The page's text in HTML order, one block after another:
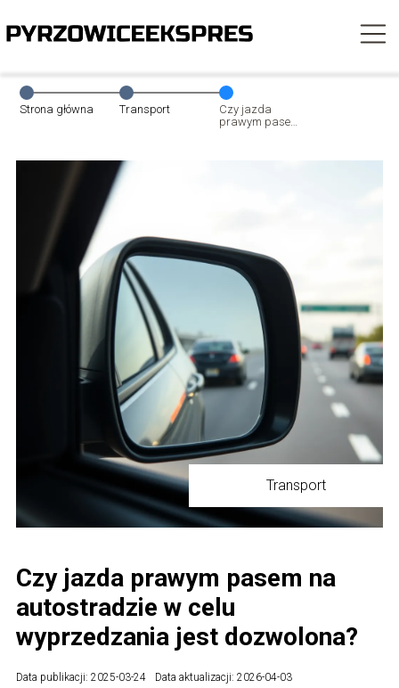
Strona główna Transport
Czy jazda
prawym pasem
Transport
Czy jazda prawym pasem na
autostradzie w celu
wyprzedzania jest dozwolona?
Data publikacji: 2025-03-24 Data aktualizacji: 2026-04-03